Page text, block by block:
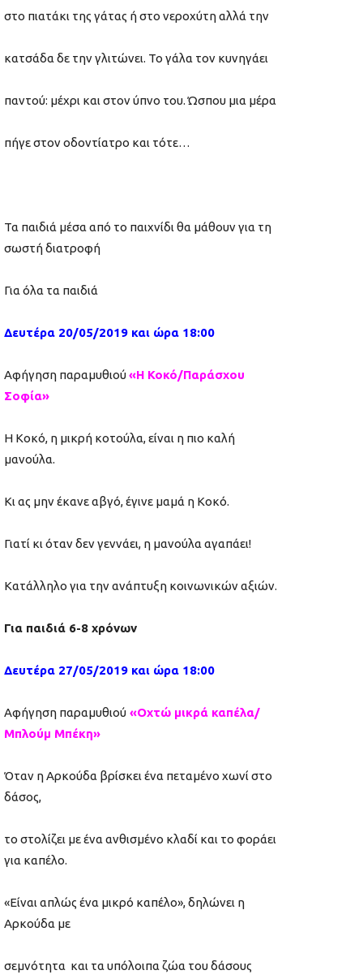
στο πιατάκι της γάτας ή στο νεροχύτη αλλά την
κατσάδα δε την γλιτώνει. Το γάλα τον κυνηγάει
παντού: μέχρι και στον ύπνο του. Ώσπου μια μέρα
πήγε στον οδοντίατρο και τότε…
Τα παιδιά μέσα από το παιχνίδι θα μάθουν για τη
σωστή διατροφή
Για όλα τα παιδιά
Δευτέρα 20/05/2019 και ώρα 18:00
Αφήγηση παραμυθιού«Η Κοκό/Παράσχου
Σοφία»
Η Κοκό, η μικρή κοτούλα, είναι η πιο καλή
μανούλα.
Κι ας μην έκανε αβγό, έγινε μαμά η Κοκό.
Γιατί κι όταν δεν γεννάει, η μανούλα αγαπάει!
Kατάλληλο για την ανάπτυξη κοινωνικών αξιών.
Για παιδιά 6-8 χρόνων
Δευτέρα 27/05/2019 και ώρα 18:00
Αφήγηση παραμυθιού «Οχτώ μικρά καπέλα/
Μπλούμ Μπέκη»
Όταν η Αρκούδα βρίσκει ένα πεταμένο χωνί στο
δάσος,
το στολίζει με ένα ανθισμένο κλαδί και το φοράει
για καπέλο.
«Είναι απλώς ένα μικρό καπέλο», δηλώνει η
Αρκούδα με
σεμνότητα και τα υπόλοιπα ζώα του δάσους